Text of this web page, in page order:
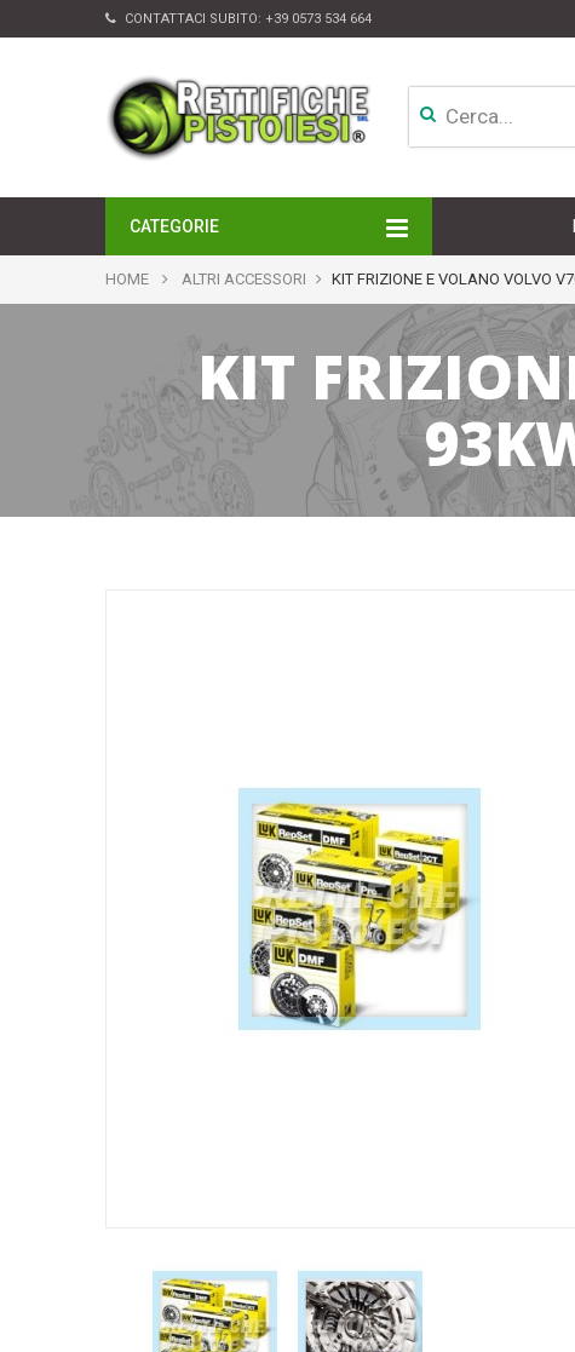
CONTATTACI SUBITO: +39 0573 534 664
CATEGORIE
APPARATI DI INIEZIONE
TURBINE
ALTRI ACCESSORI
HOME ALTRI ACCESSORI KIT FRIZIONE E VOLANO VOLVO
KIT